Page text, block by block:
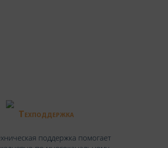
Техподдержка
поддержка помогает